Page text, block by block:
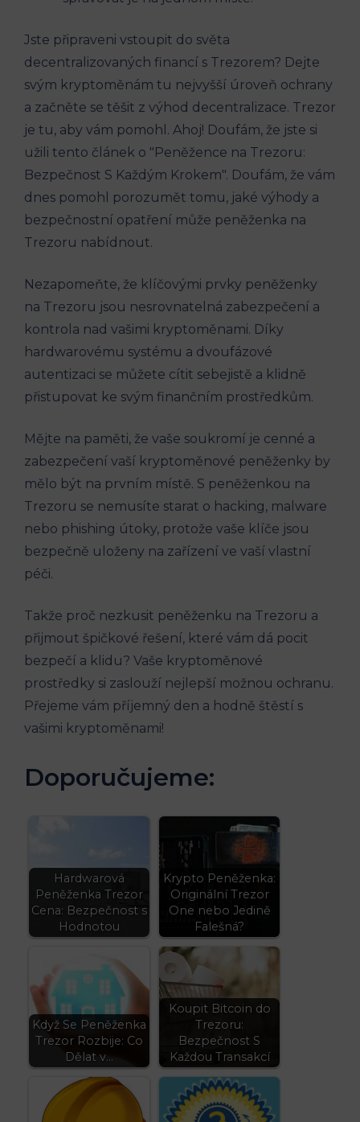
Jste připraveni vstoupit do světa
decentralizovaných financí s Trezorem? Dejte
svým kryptoměnám tu nejvyšší úroveň ochrany
a začněte se těšit z výhod decentralizace. Trezor
je tu, aby vám pomohl. Ahoj! Doufám, že jste si
užili tento článek o "Peněžence na Trezoru:
Bezpečnost S Každým Krokem". Doufám, že vám
dnes pomohl porozumět tomu, jaké výhody a
bezpečnostní opatření může peněženka na
Trezoru nabídnout.
Nezapomeňte, že klíčovými prvky peněženky
na Trezoru jsou nesrovnatelná zabezpečení a
kontrola nad vašimi kryptoměnami. Díky
hardwarovému systému a dvoufázové
autentizaci se můžete cítit sebejistě a klidně
přistupovat ke svým finančním prostředkům.
Mějte na paměti, že vaše soukromí je cenné a
zabezpečení vaší kryptoměnové peněženky by
mělo být na prvním místě. S peněženkou na
Trezoru se nemusíte starat o hacking, malware
nebo phishing útoky, protože vaše klíče jsou
bezpečně uloženy na zařízení ve vaší vlastní
péči.
Takže proč nezkusit peněženku na Trezoru a
přijmout špičkové řešení, které vám dá pocit
bezpečí a klidu? Vaše kryptoměnové
prostředky si zaslouží nejlepší možnou ochranu.
Přejeme vám příjemný den a hodně štěstí s
vašimi kryptoměnami!
Doporučujeme:
Hardwarová
Peněženka Trezor
Cena: Bezpečnost s
Hodnotou
Krypto Peněženka:
Originální Trezor
One nebo Jedině
Falešná?
Když Se Peněženka
Trezor Rozbije: Co
Dělat v…
Koupit Bitcoin do
Trezoru:
Bezpečnost S
Každou Transakcí